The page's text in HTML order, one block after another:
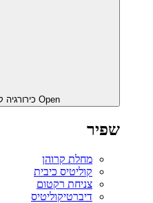
Open כירורגיה קולורקטלית
שפיר
מחלת קרוהן
קוליטיס כיבית
צניחת רקטום
דיברטיקוליטיס